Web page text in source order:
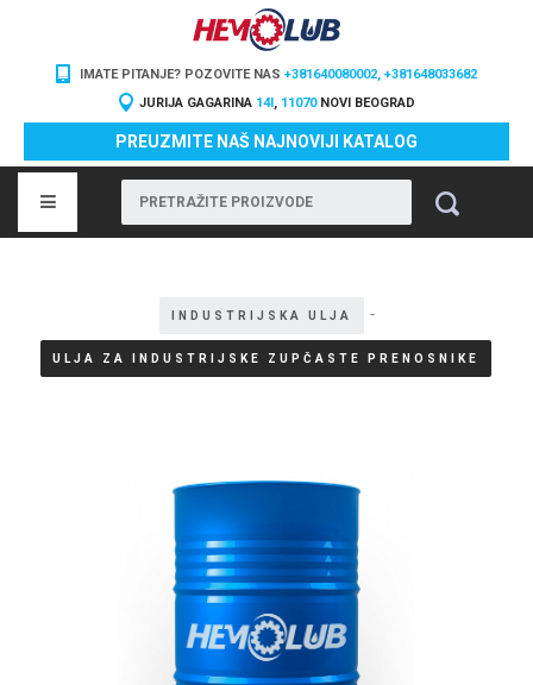
IMATE PITANJE? POZOVITE NAS +381640080002, +381648033682
JURIJA GAGARINA 14I, 11070 NOVI BEOGRAD
PREUZMITE NAŠ NAJNOVIJI KATALOG
INDUSTRIJSKA ULJA -
ULJA ZA INDUSTRIJSKE ZUPČASTE PRENOSNIKE